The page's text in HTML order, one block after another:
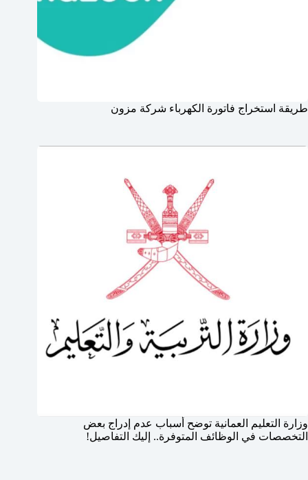
طريقة استخراج فاتورة الكهرباء شركة مزون
وزارة التعليم العمانية توضح أسباب عدم إدراج بعض
التخصصات في الوظائف المتوفرة.. إليك التفاصيل!